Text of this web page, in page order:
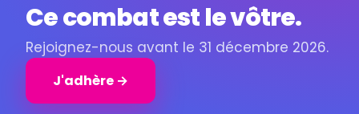
Ce combat est le vôtre.
Rejoignez-nous avant le 31 décembre 2026.
J'adhère →